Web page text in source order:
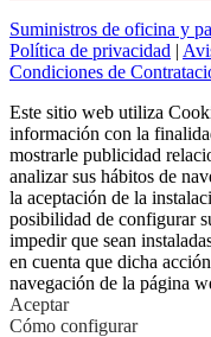
Suministros de oficina y
Política de privacidad |
Condiciones de
Este sitio web utiliza
información con la
mostrarle publicidad
analizar sus hábitos de
la aceptación de la
posibilidad de configurar
impedir que sean
en cuenta que dicha
navegación de la página
Aceptar
Cómo configurar